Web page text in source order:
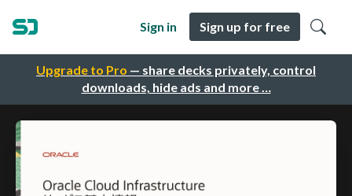
Upgrade to Pro — share decks privately, control
downloads, hide ads and more …
Sign in Sign up for free